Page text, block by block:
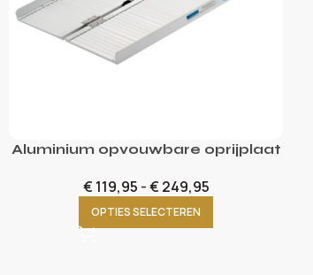
Aluminium opvouwbare oprijplaat
€ 119,95 -€ 249,95
OPTIES SELECTEREN